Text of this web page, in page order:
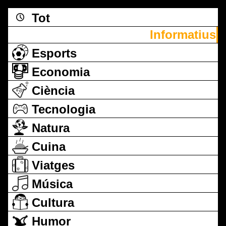
Tot
Informatius
Esports
Economia
Ciència
Tecnologia
Natura
Cuina
Viatges
Música
Cultura
Humor